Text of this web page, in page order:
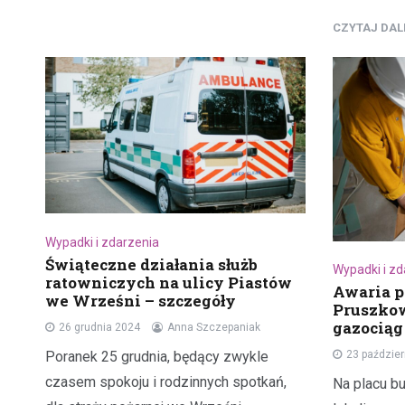
CZYTAJ
Wypadki i zdarzenia
Świąteczne działania służb
ratowniczych na ulicy Piastów
we Wrześni – szczegóły
26 grudnia 2024 Anna Szczepaniak
Poranek 25 grudnia, będący zwykle
czasem spokoju i rodzinnych spotkań,
Wypadki i
Awaria
23
Na placu